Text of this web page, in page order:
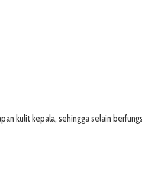
kulit kepala, sehingga selain